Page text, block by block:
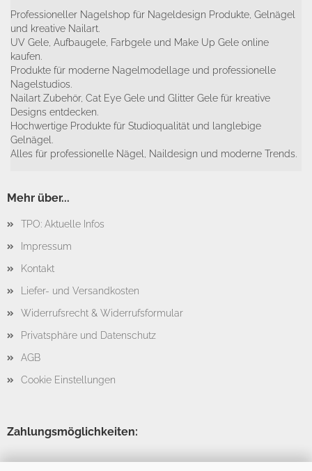
Professioneller Nagelshop für Nageldesign Produkte, Gelnägel
und kreative Nailart.
UV Gele, Aufbaugele, Farbgele und Make Up Gele online
kaufen.
Produkte für moderne Nagelmodellage und professionelle
Nagelstudios.
Nailart Zubehör, Cat Eye Gele und Glitter Gele für kreative
Designs entdecken.
Hochwertige Produkte für Studioqualität und langlebige
Gelnägel.
Alles für professionelle Nägel, Naildesign und moderne Trends.
Mehr über...
TPO: Aktuelle Infos
Impressum
Kontakt
Liefer- und Versandkosten
Widerrufsrecht & Widerrufsformular
Privatsphäre und Datenschutz
AGB
Cookie Einstellungen
Zahlungsmöglichkeiten: